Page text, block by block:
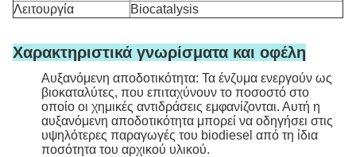
Λειτουργία
Biocatalysis
Χαρακτηριστικά γνωρίσματα και οφέλη
Αυξανόμενη αποδοτικότητα: Τα ένζυμα ενεργούν ως
βιοκαταλύτες, που επιταχύνουν το ποσοστό στο
οποίο οι χημικές αντιδράσεις εμφανίζονται. Αυτή η
αυξανόμενη αποδοτικότητα μπορεί να οδηγήσει στις
υψηλότερες παραγωγές του biodiesel από τη ίδια
ποσότητα του αρχικού υλικού.